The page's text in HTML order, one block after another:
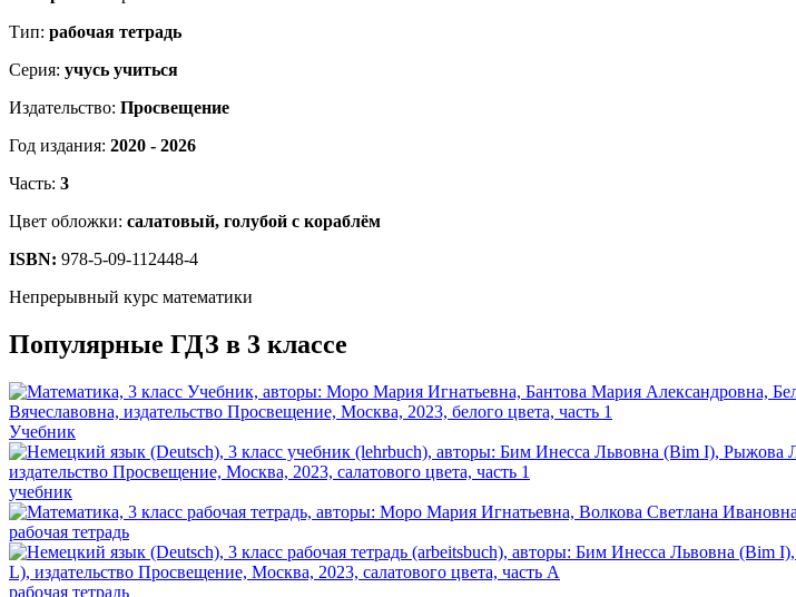
Тип: рабочая тетрадь
Серия: учусь учиться
Издательство: Просвещение
Год издания: 2020 - 2026
Часть: 3
Цвет обложки: салатовый, голубой с кораблём
ISBN: 978-5-09-112448-4
Непрерывный курс математики
Популярные ГДЗ в 3 классе
Учебник
учебник
рабочая тетрадь
рабочая тетрадь